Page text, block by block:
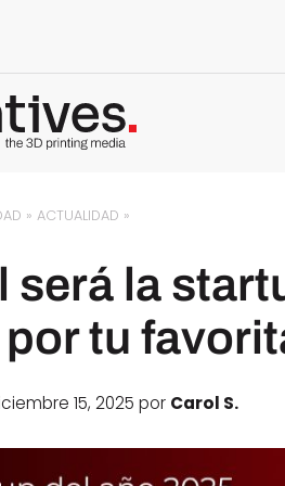
»ACTUALIDAD »
será la
por tu
15, 2025 por Carol S.